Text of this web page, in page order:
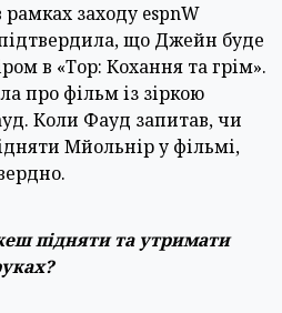
рамках заходу espnW
що Джейн буде
в «Тор: Кохання та грім».
про фільм із зіркою
Коли Фауд запитав, чи
Мйольнір у фільмі,
підняти та утримати